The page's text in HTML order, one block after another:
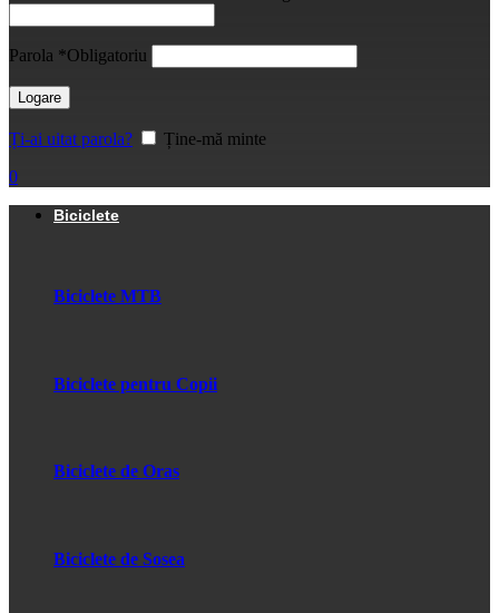
Parola *Obligatoriu
Logare
Ți-ai uitat parola?
Ține-mă minte
0
Biciclete
Biciclete MTB
Biciclete pentru Copii
Biciclete de Oras
Biciclete de Sosea